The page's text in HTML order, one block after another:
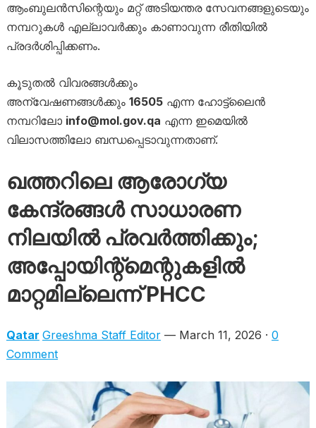
ആംബുലൻസിന്റെയും മറ്റ് അടിയന്തര സേവനങ്ങളുടെയും
നമ്പറുകൾ എല്ലാവർക്കും കാണാവുന്ന രീതിയിൽ
പ്രദർശിപ്പിക്കണം.
കൂടുതൽ വിവരങ്ങൾക്കും
അന്വേഷണങ്ങൾക്കും 16505എന്ന ഹോട്ട്‌ലൈൻ
നമ്പറിലോ info@mol.gov.qa എന്ന ഇമെയിൽ
വിലാസത്തിലോ ബന്ധപ്പെടാവുന്നതാണ്.
ഖത്തറിലെ ആരോഗ്യ
കേന്ദ്രങ്ങൾ സാധാരണ
നിലയിൽ പ്രവർത്തിക്കും;
അപ്പോയിന്റ്മെന്റുകളിൽ
മാറ്റമില്ലെന്ന് PHCC
Qatar Greeshma Staff Editor— March 11, 2026 · 0
Comment